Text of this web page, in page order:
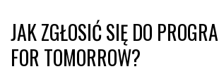
JAK ZGŁOSIĆ SIĘ DO
FOR TOMORROW?